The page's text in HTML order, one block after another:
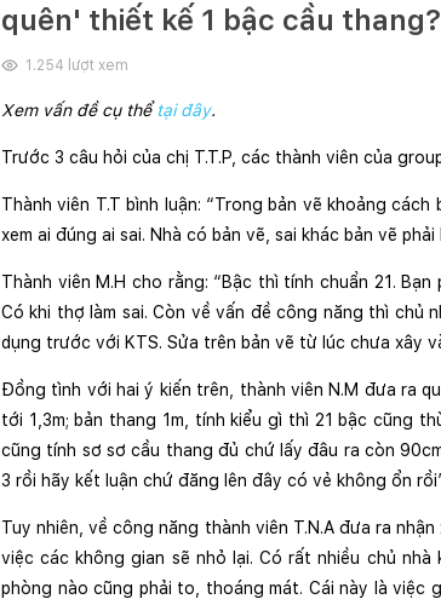
quên' thiết kế 1 bậc cầu thang?
1.254 lượt xem
Xem vấn đề cụ thể tại đây.
Trước 3 câu hỏi của chị T.T.P, các thành viên của
Thành viên T.T bình luận: “Trong bản vẽ khoảng
xem ai đúng ai sai. Nhà có bản vẽ, sai khác bản vẽ phải
Thành viên M.H cho rằng: “Bậc thì tính chuẩn 21.
Có khi thợ làm sai. Còn về vấn đề công năng thì chủ
dụng trước với KTS. Sửa trên bản vẽ từ lúc chưa xây
Đồng tình với hai ý kiến trên, thành viên N.M đưa ra
tới 1,3m; bản thang 1m, tính kiểu gì thì 21 bậc cũng
cũng tính sơ sơ cầu thang đủ chứ lấy đâu ra còn
3 rồi hãy kết luận chứ đăng lên đây có vẻ không ổn
Tuy nhiên, về công năng thành viên T.N.A đưa ra
việc các không gian sẽ nhỏ lại. Có rất nhiều chủ
phòng nào cũng phải to, thoáng mát. Cái này là việc